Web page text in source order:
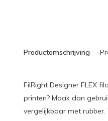
Productomschrijving
FilRight Designer FLEX
printen? Maak dan
vergelijkbaar met rubber.